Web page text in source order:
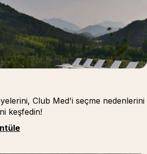
Club Med'i seçme nedenlerini
keşfedin!